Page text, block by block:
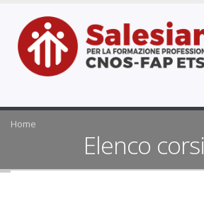
Home
Elenco corsi